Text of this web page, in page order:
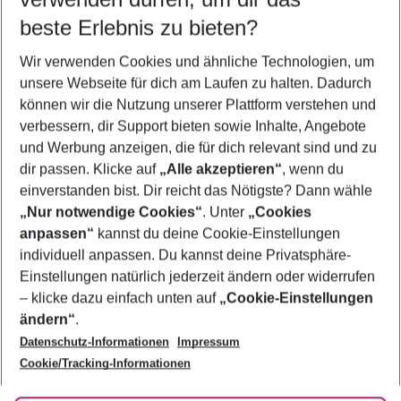
5-8 Nächte
2 Erwachsene Keine Kinder
Mehr Filter anzeigen
Footer
Footer navigation
Über uns
AGB
Bestpreisgarantie
Cookie-Einstellungen ändern
Cookie-Richtlinie
Agenturbetreuung
Barrierefreies Reisen
Folge uns
beste Erlebnis zu bieten?
Wir verwenden Cookies und ähnliche Technologien, um
unsere Webseite für dich am Laufen zu halten. Dadurch
können wir die Nutzung unserer Plattform verstehen und
verbessern, dir Support bieten sowie Inhalte, Angebote
und Werbung anzeigen, die für dich relevant sind und zu
dir passen. Klicke auf „Alle akzeptieren“, wenn du
einverstanden bist. Dir reicht das Nötigste? Dann wähle
„Nur notwendige Cookies“. Unter „Cookies
anpassen“ kannst du deine Cookie-Einstellungen
individuell anpassen. Du kannst deine Privatsphäre-
Einstellungen natürlich jederzeit ändern oder widerrufen
– klicke dazu einfach unten auf „Cookie-Einstellungen
ändern“.
Datenschutz-Informationen
Impressum
Cookie/Tracking-Informationen